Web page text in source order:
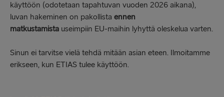
käyttöön (odotetaan tapahtuvan vuoden 2026 aikana),
luvan hakeminen on pakollista ennen
matkustamista useimpiin EU-maihin lyhyttä oleskelua varten.
Sinun ei tarvitse vielä tehdä mitään asian eteen. Ilmoitamme
erikseen, kun ETIAS tulee käyttöön.